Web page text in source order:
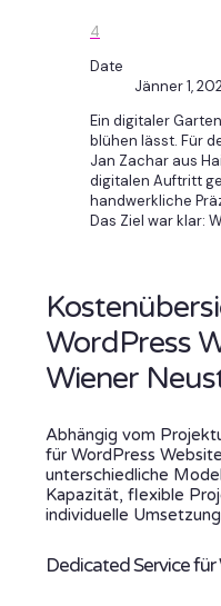
4
Date
Jänner 1,
Ein digitaler
blühen lässt. Für
Jan Zachar aus
digitalen Auftritt
handwerkliche
Das Ziel war klar:
WordPress
Wiener
Abhängig vom
für WordPress
unterschiedliche
Kapazität, flexible
individuelle
Dedicated Service